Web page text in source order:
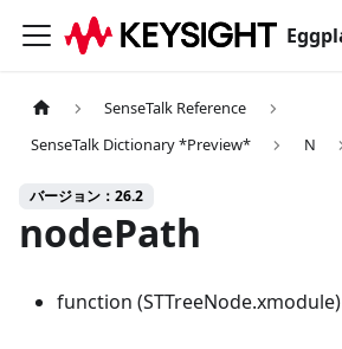
SenseTalk Reference
SenseTalk Dictionary *Preview*
N
バージョン：26.2
nodePath
function (STTreeNode.xmodule)